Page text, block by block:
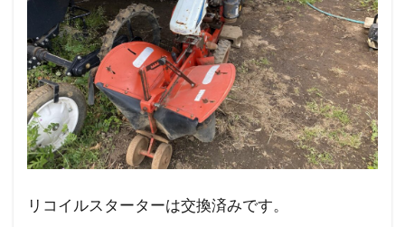
リコイルスターターは交換済みです。